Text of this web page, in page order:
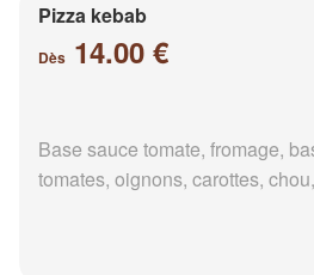
Pizza kebab
Dès 14.00 €
Base sauce tomate, fromage,
tomates, oignons, carottes,